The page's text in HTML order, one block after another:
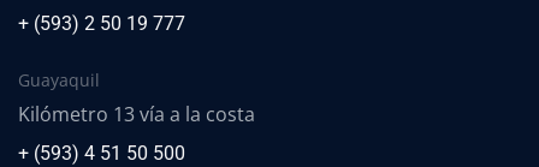
+ (593) 2 50 19 777
Guayaquil
Kilómetro 13 vía a la costa
+ (593) 4 51 50 500